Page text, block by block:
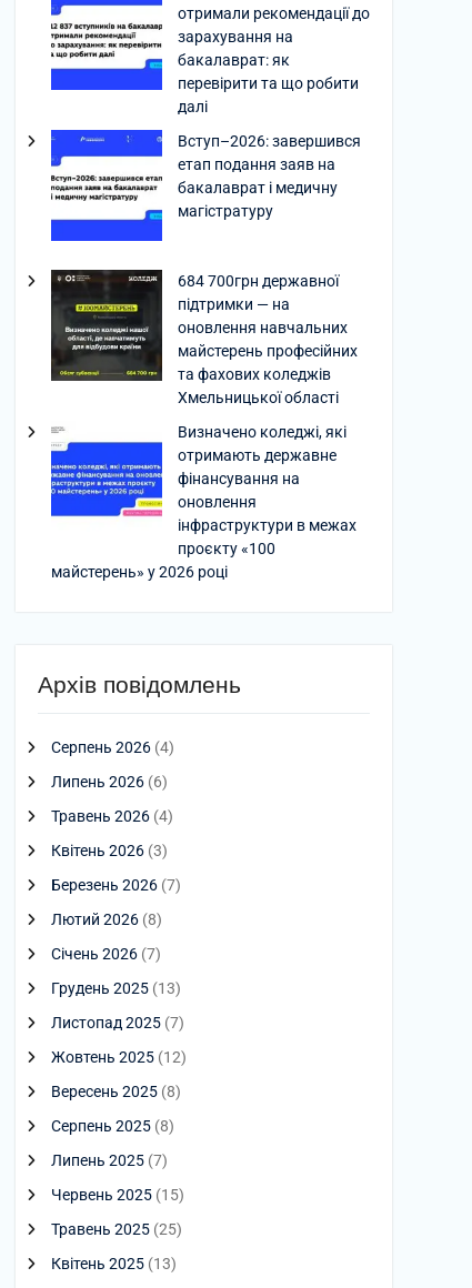
отримали рекомендації до
зарахування на
бакалаврат: як
перевірити та що робити
далі
Вступ–2026: завершився
етап подання заяв на
бакалаврат і медичну
магістратуру
684 700грн державної
підтримки — на
оновлення навчальних
майстерень професійних
та фахових коледжів
Хмельницької області
Визначено коледжі, які
отримають державне
фінансування на
оновлення
інфраструктури в межах
проєкту «100
майстерень» у 2026 році
Архів повідомлень
Серпень 2026 (4)
Липень 2026 (6)
Травень 2026 (4)
Квітень 2026 (3)
Березень 2026 (7)
Лютий 2026 (8)
Січень 2026 (7)
Грудень 2025 (13)
Листопад 2025 (7)
Жовтень 2025 (12)
Вересень 2025 (8)
Серпень 2025 (8)
Липень 2025 (7)
Червень 2025 (15)
Травень 2025 (25)
Квітень 2025 (13)